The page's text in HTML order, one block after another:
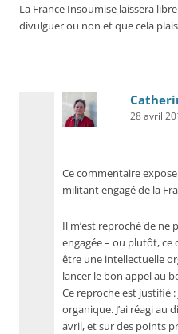
La France Insoumise laissera
divulguer ou non et que cela
28 avril
Ce commentaire
militant engagé de la
Il m’est reproché de
engagée – ou plutôt, ce
être une intellectuelle
lancer le bon appel au
Ce reproche est justifié
organique. J’ai réagi au
avril, et sur des points